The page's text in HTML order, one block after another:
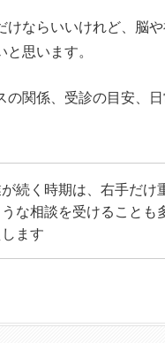
ならいいけれど、脳
思います。
関係、受診の目安、
続く時期は、右手だけ
な相談を受けることも
ます